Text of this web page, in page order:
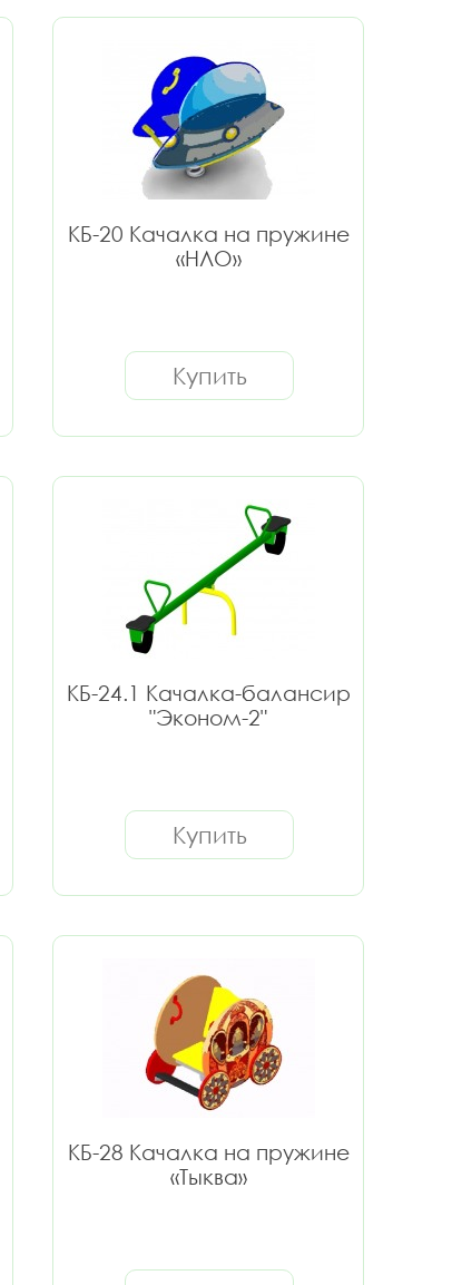
КБ-20 Качалка на пружине
«НЛО»
Купить
КБ-24.1 Качалка-балансир
"Эконом-2"
Купить
КБ-28 Качалка на пружине
«Тыква»